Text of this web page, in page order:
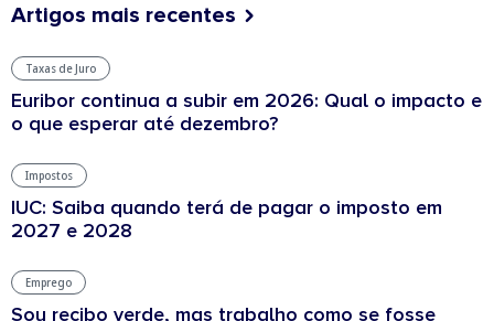
Artigos mais recentes
Taxas de Juro
Euribor continua a subir em 2026: Qual o impacto e
o que esperar até dezembro?
Impostos
IUC: Saiba quando terá de pagar o imposto em
2027 e 2028
Emprego
Sou recibo verde, mas trabalho como se fosse